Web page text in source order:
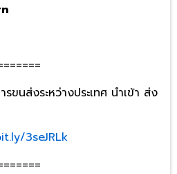
ขนส่งระหว่างประเทศ นำเข้า ส่ง
3seJRLk